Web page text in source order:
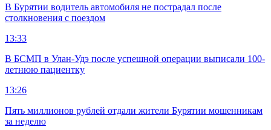
В Бурятии водитель автомобиля не пострадал после
столкновения с поездом
13:33
В БСМП в Улан-Удэ после успешной операции выписали 100-
летнюю пациентку
13:26
Пять миллионов рублей отдали жители Бурятии мошенникам
за неделю